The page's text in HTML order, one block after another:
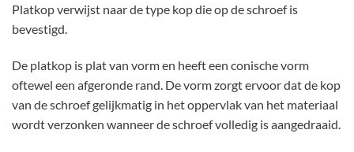
Platkop verwijst naar de type kop die op de schroef is
bevestigd.
De platkop is plat van vorm en heeft een conische vorm
oftewel een afgeronde rand. De vorm zorgt ervoor dat de kop
van de schroef gelijkmatig in het oppervlak van het materiaal
wordt verzonken wanneer de schroef volledig is aangedraaid.